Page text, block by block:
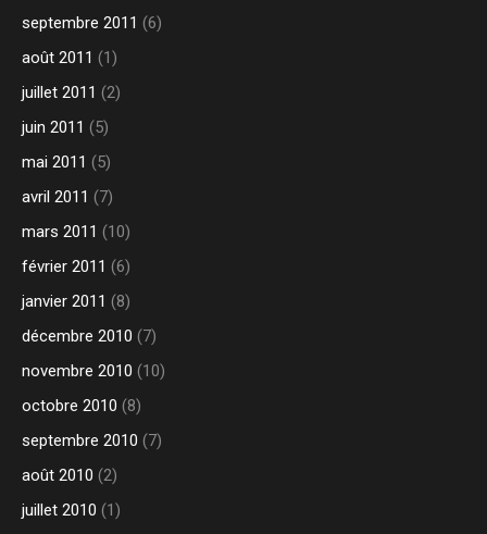
septembre 2011 (6)
août 2011 (1)
juillet 2011 (2)
juin 2011 (5)
mai 2011 (5)
avril 2011 (7)
mars 2011 (10)
février 2011 (6)
janvier 2011 (8)
décembre 2010 (7)
novembre 2010 (10)
octobre 2010 (8)
septembre 2010 (7)
août 2010 (2)
juillet 2010 (1)